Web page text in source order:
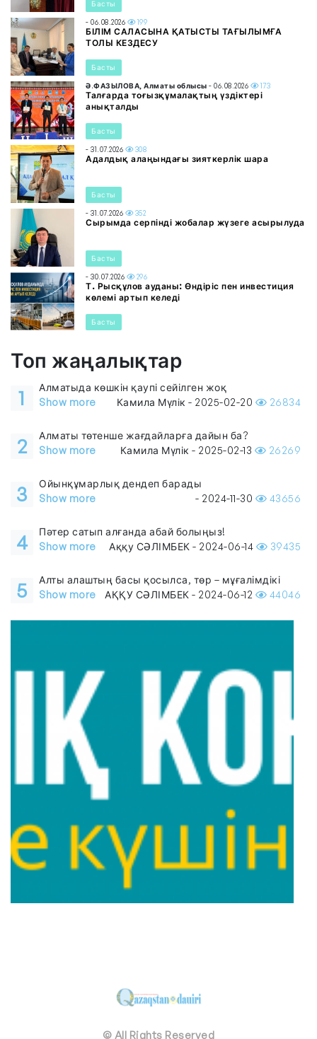
Басты
- 06.08.2026 199
БІЛІМ САЛАСЫНА ҚАТЫСТЫ ТАҒЫЛЫМҒА
ТОЛЫ КЕЗДЕСУ
Басты
Ә.ФАЗЫЛОВА, Алматы облысы - 06.08.2026 173
Талғарда тоғызқұмалақтың үздіктері
анықталды
Басты
- 31.07.2026 308
Адалдық алаңындағы зияткерлік шара
Басты
- 31.07.2026 352
Сырымда серпінді жобалар жүзеге асырылуда
Басты
- 30.07.2026 296
Т. Рысқұлов ауданы: Өндіріс пен инвестиция
көлемі артып келеді
Басты
Топ жаңалықтар
1
Алматыда көшкін қаупі сейілген жоқ
Show more
Камила Мүлік - 2025-02-20 26834
2
Алматы төтенше жағдайларға дайын ба?
Show more
Камила Мүлік - 2025-02-13 26269
3
Ойынқұмарлық дендеп барады
Show more
- 2024-11-30 43656
4
Пәтер сатып алғанда абай болыңыз!
Show more
Аққу СӘЛІМБЕК - 2024-06-14 39435
5
Алты алаштың басы қосылса, төр – мұғалімдікі
Show more
АҚҚУ СӘЛІМБЕК - 2024-06-12 44046
© All Rights Reserved